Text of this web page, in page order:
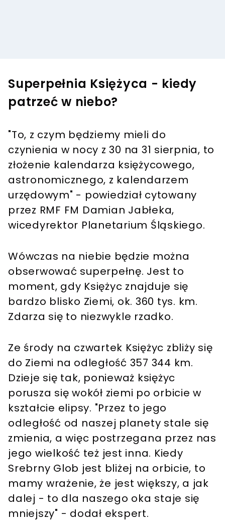
Superpełnia Księżyca - kiedy
patrzeć w niebo?
"To, z czym będziemy mieli do
czynienia w nocy z 30 na 31 sierpnia, to
złożenie kalendarza księżycowego,
astronomicznego, z kalendarzem
urzędowym" - powiedział cytowany
przez RMF FM Damian Jabłeka,
wicedyrektor Planetarium Śląskiego.
Wówczas na niebie będzie można
obserwować superpełnę. Jest to
moment, gdy Księżyc znajduje się
bardzo blisko Ziemi, ok. 360 tys. km.
Zdarza się to niezwykle rzadko.
Ze środy na czwartek Księżyc zbliży się
do Ziemi na odległość 357 344 km.
Dzieje się tak, ponieważ księżyc
porusza się wokół ziemi po orbicie w
kształcie elipsy. "Przez to jego
odległość od naszej planety stale się
zmienia, a więc postrzegana przez nas
jego wielkość też jest inna. Kiedy
Srebrny Glob jest bliżej na orbicie, to
mamy wrażenie, że jest większy, a jak
dalej - to dla naszego oka staje się
mniejszy" - dodał ekspert.